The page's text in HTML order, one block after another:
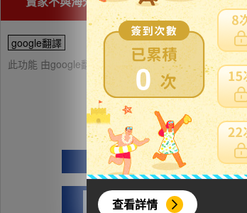
0
查看詳情
google翻譯
此功能 由google翻譯提供參考，樂淘不保證翻譯內
商品内容